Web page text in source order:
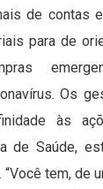
de contas
para de
Os
às
de Saúde,
“Você tem, de